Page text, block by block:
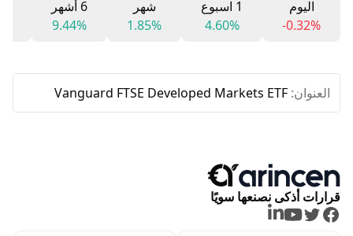
اليوم
-0.32%
1 اسبوع
4.60%
شهر
1.85%
6 أشهر
9.44%
العنوان: Vanguard FTSE Developed Markets ETF
قرارات أذكى نصنعها سويًا
Facebook
Twitter
Youtube
LinkedIn